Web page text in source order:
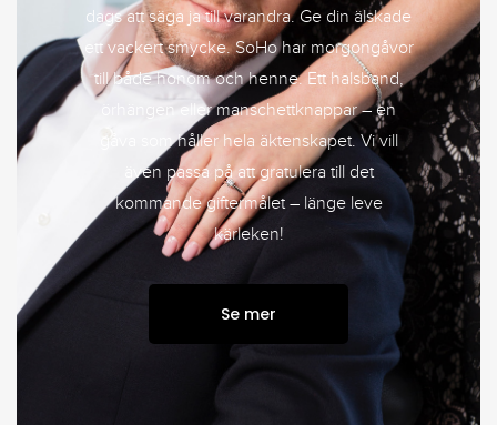
dags att säga ja till varandra. Ge din älskade
ett vackert smycke. SoHo har morgongåvor
till både honom och henne. Ett halsband,
örhängen eller manschettknappar – en
gåva som håller hela äktenskapet. Vi vill
även passa på att gratulera till det
kommande giftermålet – länge leve
kärleken!
Se mer